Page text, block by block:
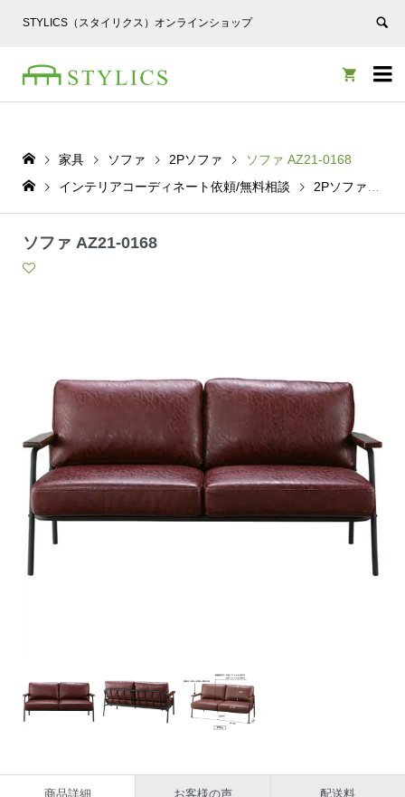
STYLICS（スタイリクス）オンラインショップ


家具 ソファ 2Pソファ
ソファ AZ21-0168
インテリアコーディネート依頼/無料相談
2Pソファ
ソファ AZ21-0168
商品詳細 お客様の声 配送料